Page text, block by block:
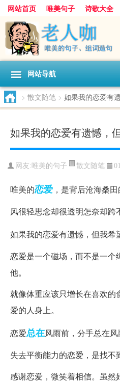
网站首页 唯美句子 诗歌大全
人生感悟
其他美文 美文欣赏
感人故事
句子分类
网站导航
> 散文随笔 > 如果我的恋爱有
如果我的恋爱有遗憾，
网友: 唯美的句子 散文随笔
唯美的恋爱 ，是背后沧海桑田
风很轻思念却很透明怎奈却跨
如果我的恋爱有遗憾，但我希
恋爱是一个磁场，而不是一个
他。
就像体重应该只增长在喜欢
爱的人身上。
恋爱总在风雨前，分手总在风
失去平衡能力的恋爱，是找不
感谢恋爱，微笑着相信。虽然